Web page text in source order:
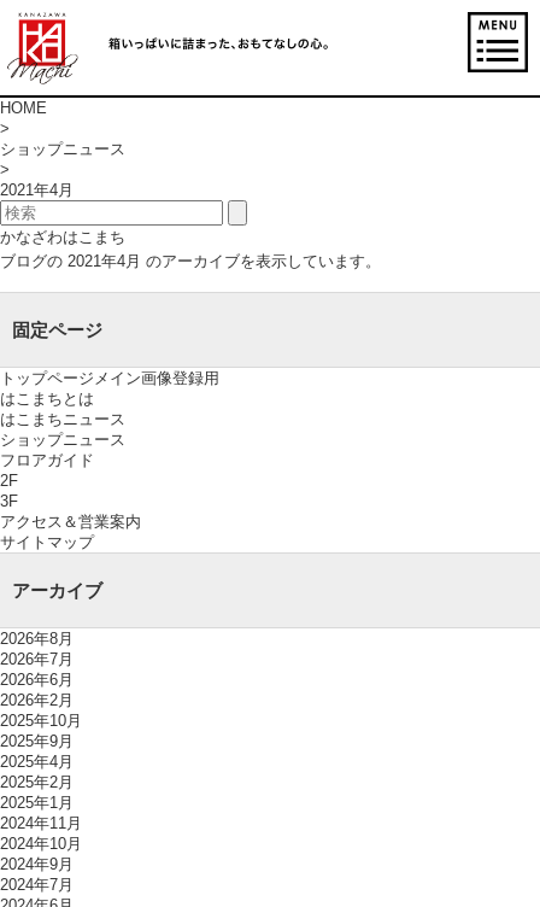
HOME
>
ショップニュース
>
2021年4月
かなざわはこまち
ブログの 2021年4月 のアーカイブを表示しています。
固定ページ
トップページメイン画像登録用
はこまちとは
はこまちニュース
ショップニュース
フロアガイド
2F
3F
アクセス＆営業案内
サイトマップ
アーカイブ
2026年8月
2026年7月
2026年6月
2026年2月
2025年10月
2025年9月
2025年4月
2025年2月
2025年1月
2024年11月
2024年10月
2024年9月
2024年7月